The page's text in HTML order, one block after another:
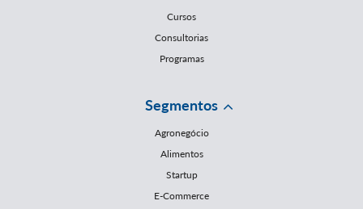
Cursos
Consultorias
Programas
Segmentos
Agronegócio
Alimentos
Startup
E-Commerce